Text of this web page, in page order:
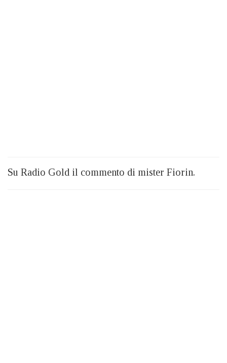
Su Radio Gold il commento di mister Fiorin.